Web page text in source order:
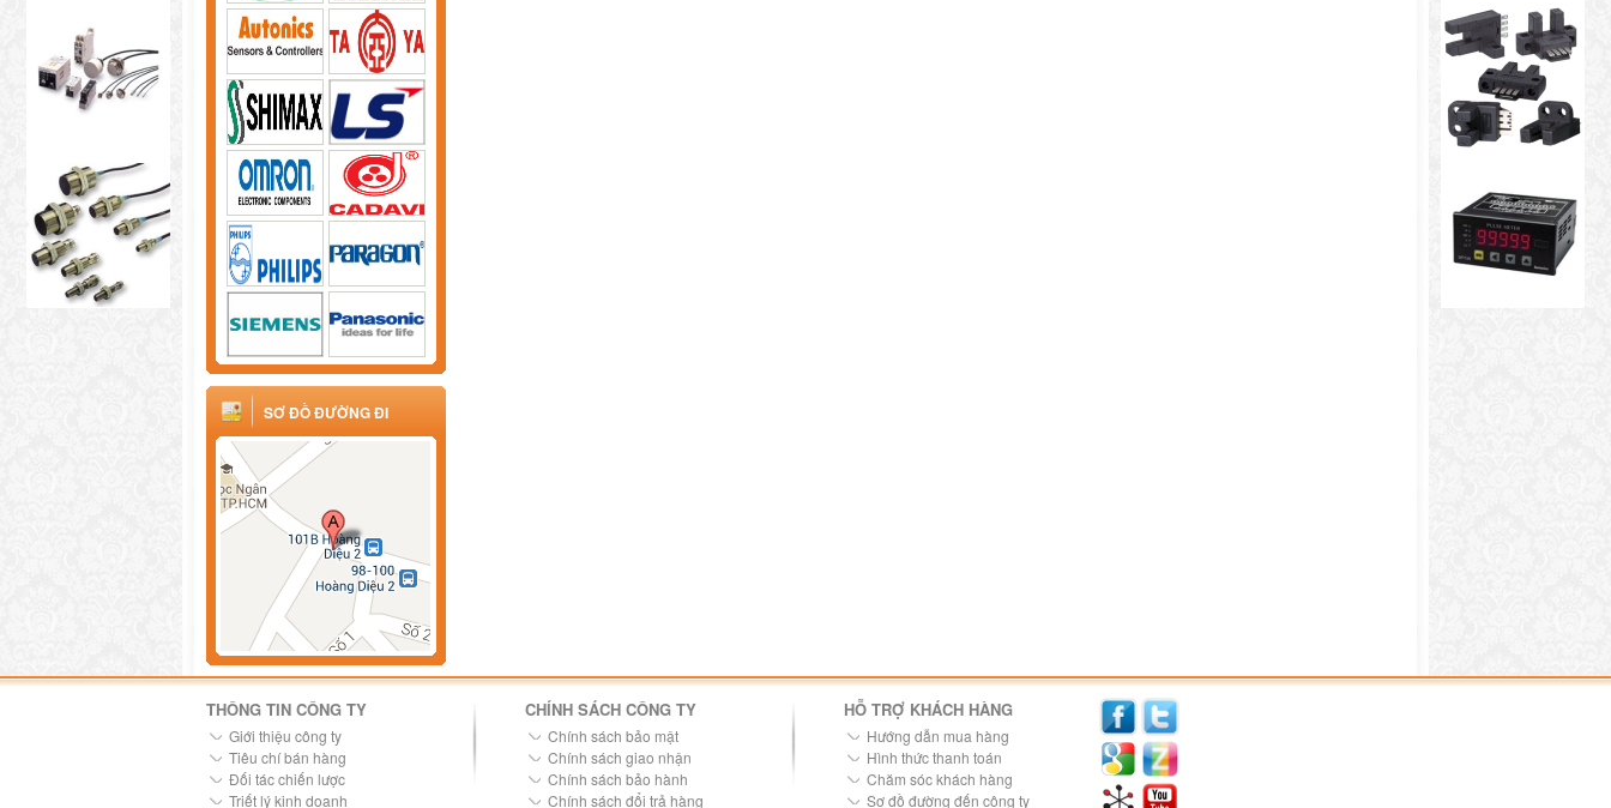
SƠ ĐỒ ĐƯỜNG ĐI
THÔNG TIN CÔNG TY
Giới thiệu công ty
Tiêu chí bán hàng
Đối tác chiến lược
Triết lý kinh doanh
CHÍNH SÁCH CÔNG TY
Chính sách bảo mật
Chính sách giao nhận
Chính sách bảo hành
Chính sách đổi trả hàng
HỖ TRỢ KHÁCH HÀNG
Hướng dẫn mua hàng
Hình thức thanh toán
Chăm sóc khách hàng
Sơ đồ đường đến công ty